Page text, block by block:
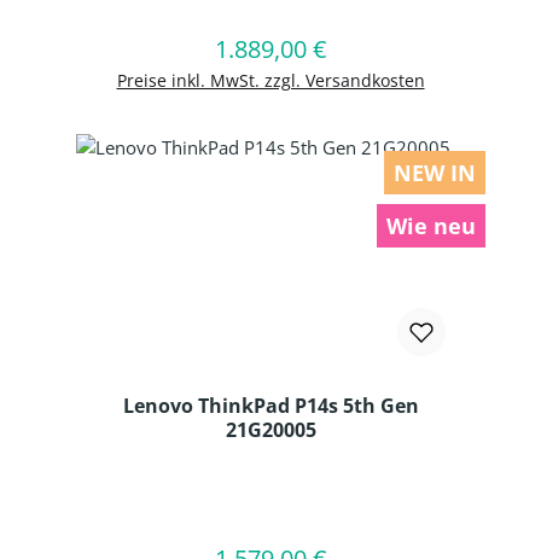
Regulärer Preis:
1.889,00 €
Preise inkl. MwSt. zzgl. Versandkosten
In den Warenkorb
NEW IN
Wie neu
Lenovo ThinkPad P14s 5th Gen
21G20005